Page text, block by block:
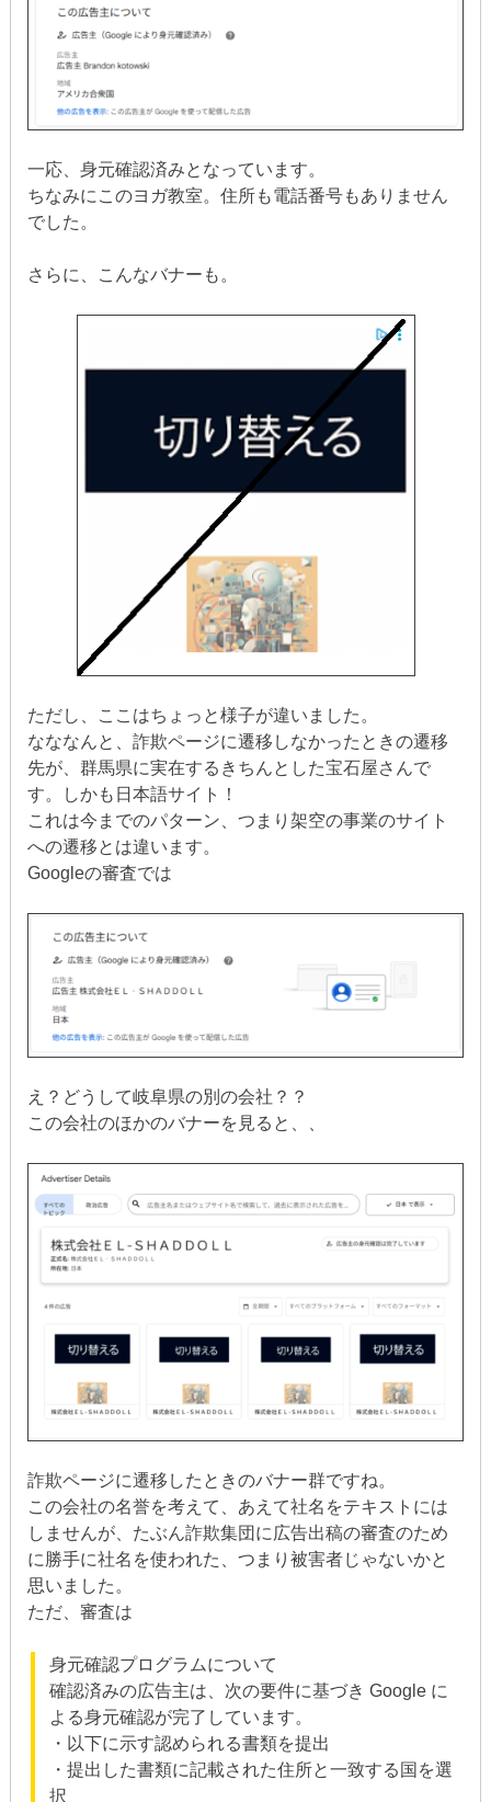
一応、身元確認済みとなっています。
ちなみにこのヨガ教室。住所も電話番号もありません
でした。
さらに、こんなバナーも。
ただし、ここはちょっと様子が違いました。
なななんと、詐欺ページに遷移しなかったときの遷移
先が、群馬県に実在するきちんとした宝石屋さんで
す。しかも日本語サイト！
これは今までのパターン、つまり架空の事業のサイト
への遷移とは違います。
Googleの審査では
え？どうして岐阜県の別の会社？？
この会社のほかのバナーを見ると、、
詐欺ページに遷移したときのバナー群ですね。
この会社の名誉を考えて、あえて社名をテキストには
しませんが、たぶん詐欺集団に広告出稿の審査のため
に勝手に社名を使われた、つまり被害者じゃないかと
思いました。
ただ、審査は
身元確認プログラムについて
確認済みの広告主は、次の要件に基づき Google に
よる身元確認が完了しています。
・以下に示す認められる書類を提出
・提出した書類に記載された住所と一致する国を選
択